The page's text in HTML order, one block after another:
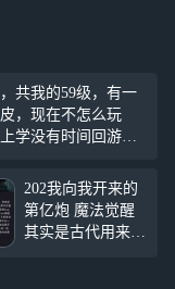
共我的59级，有一
，现在不怎么玩
上学没有时间回游，
202我向我开来的
第亿炮 魔法觉醒
其实是古代用来惩